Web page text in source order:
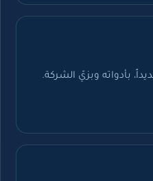
وبزيّ الشركة.